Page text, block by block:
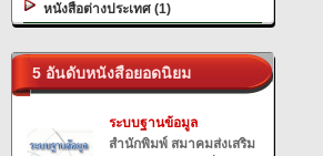
หนังสือต่างประเทศ (1)
5 อันดับหนังสือยอดนิยม
ระบบฐานข้อมูล
สำนักพิมพ์ สมาคมส่งเสริม